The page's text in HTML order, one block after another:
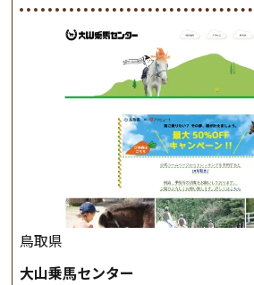
けでなく、馬の手入れや馬装（鞍
このクラスで把握し、「馬に触れる
きましょう。 スタートクラス ビギ
軽速歩(けいはやあし)ができるよう
クラスへ。 グループレッスンで馬
ながら 軽速歩・正反撞(せいはんど
した手綱操作と軽速歩・正反撞がで
駈歩(かけあし)練習に入ります。 ホ
クラスで常歩(なみあし)や 速歩、駈
したら、 次は部班にて駈歩を含めた
しょう。 ステップクラス ホップク
鳥取県
大山乗馬センター